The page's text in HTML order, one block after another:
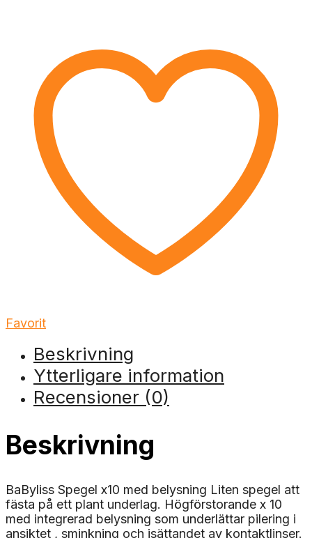
Favorit
Beskrivning
Ytterligare information
Recensioner (0)
Beskrivning
BaByliss Spegel x10 med belysning Liten spegel att
fästa på ett plant underlag. Högförstorande x 10
med integrerad belysning som underlättar pilering i
ansiktet , sminkning och isättandet av kontaktlinser.